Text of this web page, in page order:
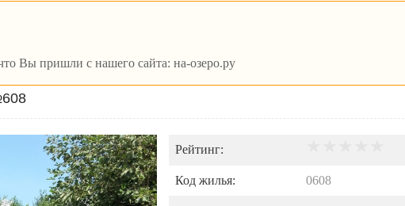
Вы пришли с нашего сайта: на-озеро.ру
Рейтинг:
Код жилья: 0608